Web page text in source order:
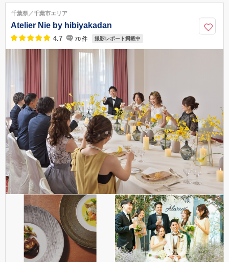
052-757-5553
千葉県／千葉市エリア
Atelier Nie by hibiyakadan
4.7 70件 撮影レポート掲載中